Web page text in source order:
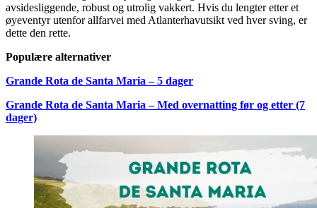
avsidesliggende, robust og utrolig vakkert. Hvis du lengter etter et
øyeventyr utenfor allfarvei med Atlanterhavutsikt ved hver sving, er
dette den rette.
Populære alternativer
Grande Rota de Santa Maria – 5 dager
Grande Rota de Santa Maria – Med overnatting før og etter (7
dager)